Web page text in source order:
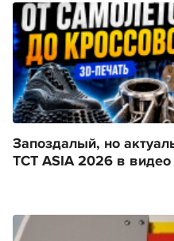
Запоздалый, но
TCT ASIA 2026 в